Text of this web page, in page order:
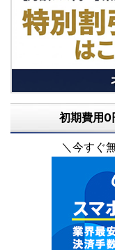
初期費用0
＼今すぐ